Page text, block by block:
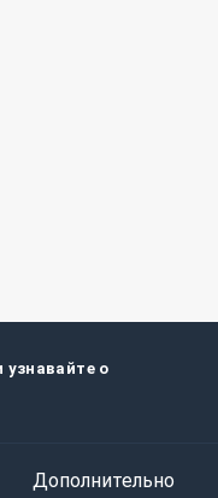
о
Дополнительно